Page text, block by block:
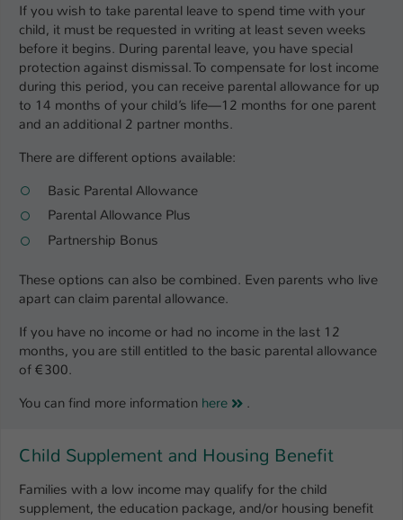
If you wish to take parental leave to spend time with your
child, it must be requested in writing at least seven weeks
before it begins. During parental leave, you have special
protection against dismissal. To compensate for lost income
during this period, you can receive parental allowance for up
to 14 months of your child’s life—12 months for one parent
and an additional 2 partner months.
There are different options available:
Basic Parental Allowance
Parental Allowance Plus
Partnership Bonus
These options can also be combined. Even parents who live
apart can claim parental allowance.
If you have no income or had no income in the last 12
months, you are still entitled to the basic parental allowance
of €300.
You can find more information here .
Child Supplement and Housing Benefit
Families with a low income may qualify for the child
supplement, the education package, and/or housing benefit